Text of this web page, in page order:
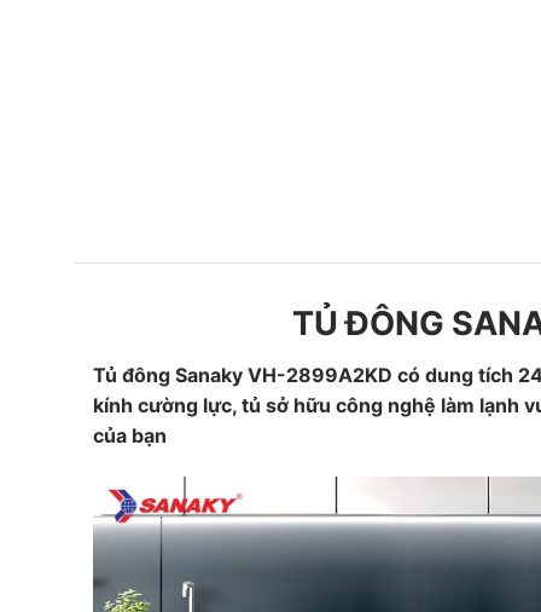
TỦ ĐÔNG
Tủ đông Sanaky VH-2899A2KD có dung tích
kính cường lực, tủ sở hữu công nghệ làm lạnh
của bạn